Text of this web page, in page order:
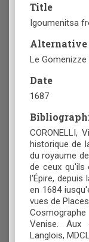
Title
Igoumenitsa
Le
Date
1687
CORONELLI,
historique de
du royaume
de ceux qu'ils
l'Épire, depuis
en 1684
vues de
Venise. Aux
Langlois,